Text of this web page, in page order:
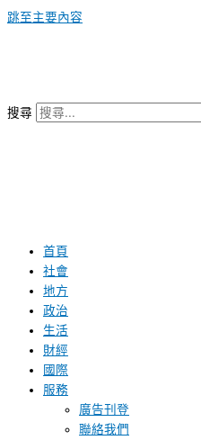
跳至主要內容
搜尋
首頁
社會
地方
政治
生活
財經
國際
服務
廣告刊登
聯絡我們